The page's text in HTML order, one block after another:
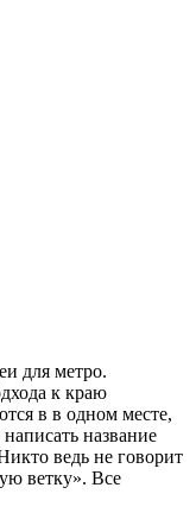
для метро.
к краю
в в одном месте,
название
ведь не говорит
ветку». Все